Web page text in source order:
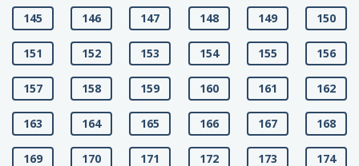
145 146 147 148 149 150
151 152 153 154 155 156
157 158 159 160 161 162
163 164 165 166 167 168
169 170 171 172 173 174